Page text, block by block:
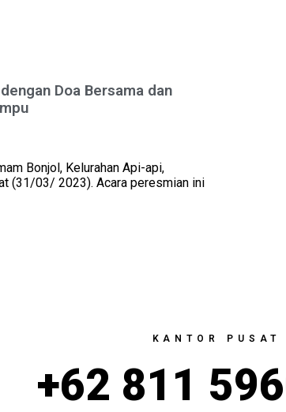
Doa Bersama dan
Bonjol, Kelurahan Api-api,
(31/03/ 2023). Acara peresmian ini
KANTOR PUSAT
+62 811